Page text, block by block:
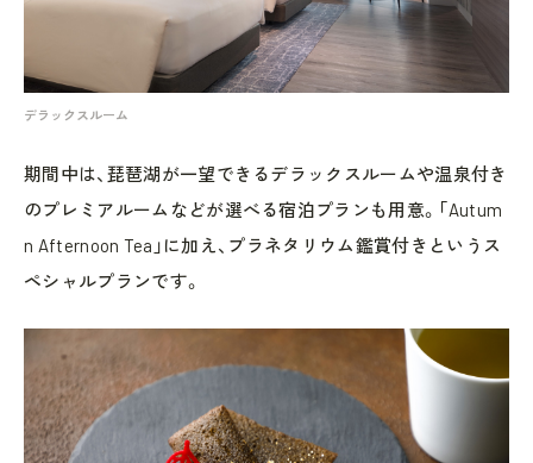
デラックスルーム
期間中は、琵琶湖が一望できるデラックスルームや温泉付き
のプレミアルームなどが選べる宿泊プランも用意。「Autum
n Afternoon Tea」に加え、プラネタリウム鑑賞付きというス
ペシャルプランです。